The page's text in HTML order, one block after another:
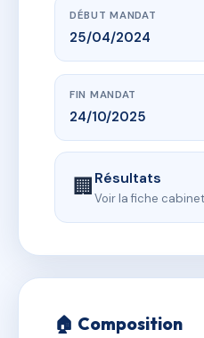
DÉBUT MANDAT
25/04/2024
FIN MANDAT
24/10/2025
🏢Résultats
Voir la fiche
🏠 Composition